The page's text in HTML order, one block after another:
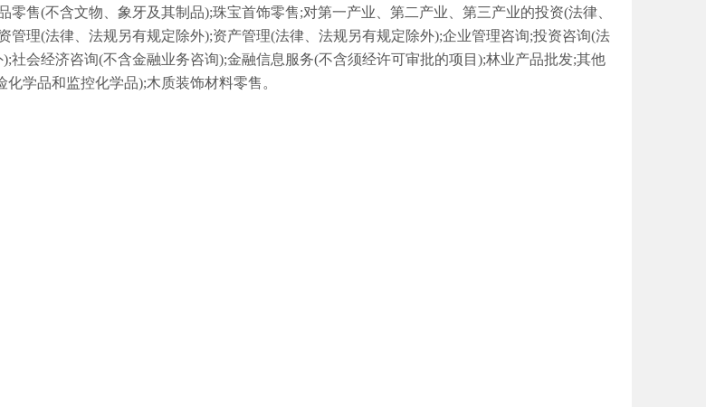
零售(不含文物、象牙及其制品);珠宝首饰零售;对第一产业、第二产业、第三产业的投资(法律、
管理(法律、法规另有规定除外);资产管理(法律、法规另有规定除外);企业管理咨询;投资咨询(法
社会经济咨询(不含金融业务咨询);金融信息服务(不含须经许可审批的项目);林业产品批发;其他
学品和监控化学品);木质装饰材料零售。